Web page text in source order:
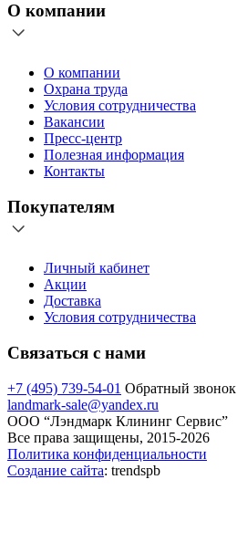
О компании
О компании
Охрана труда
Условия сотрудничества
Вакансии
Пресс-центр
Полезная информация
Контакты
Покупателям
Личный кабинет
Акции
Доставка
Условия сотрудничества
Связаться с нами
+7 (495) 739-54-01 Обратный звонок
landmark-sale@yandex.ru
ООО “Лэндмарк Клининг Сервис”
Все права защищены, 2015-2026
Политика конфиденциальности
Создание сайта: trendspb